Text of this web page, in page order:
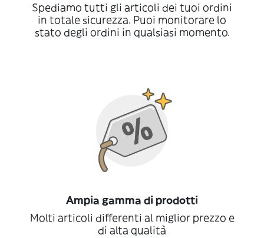
Spediamo tutti gli articoli dei tuoi ordini
in totale sicurezza. Puoi monitorare lo
stato degli ordini in qualsiasi momento.
Ampia gamma di prodotti
Molti articoli differenti al miglior prezzo e
di alta qualità